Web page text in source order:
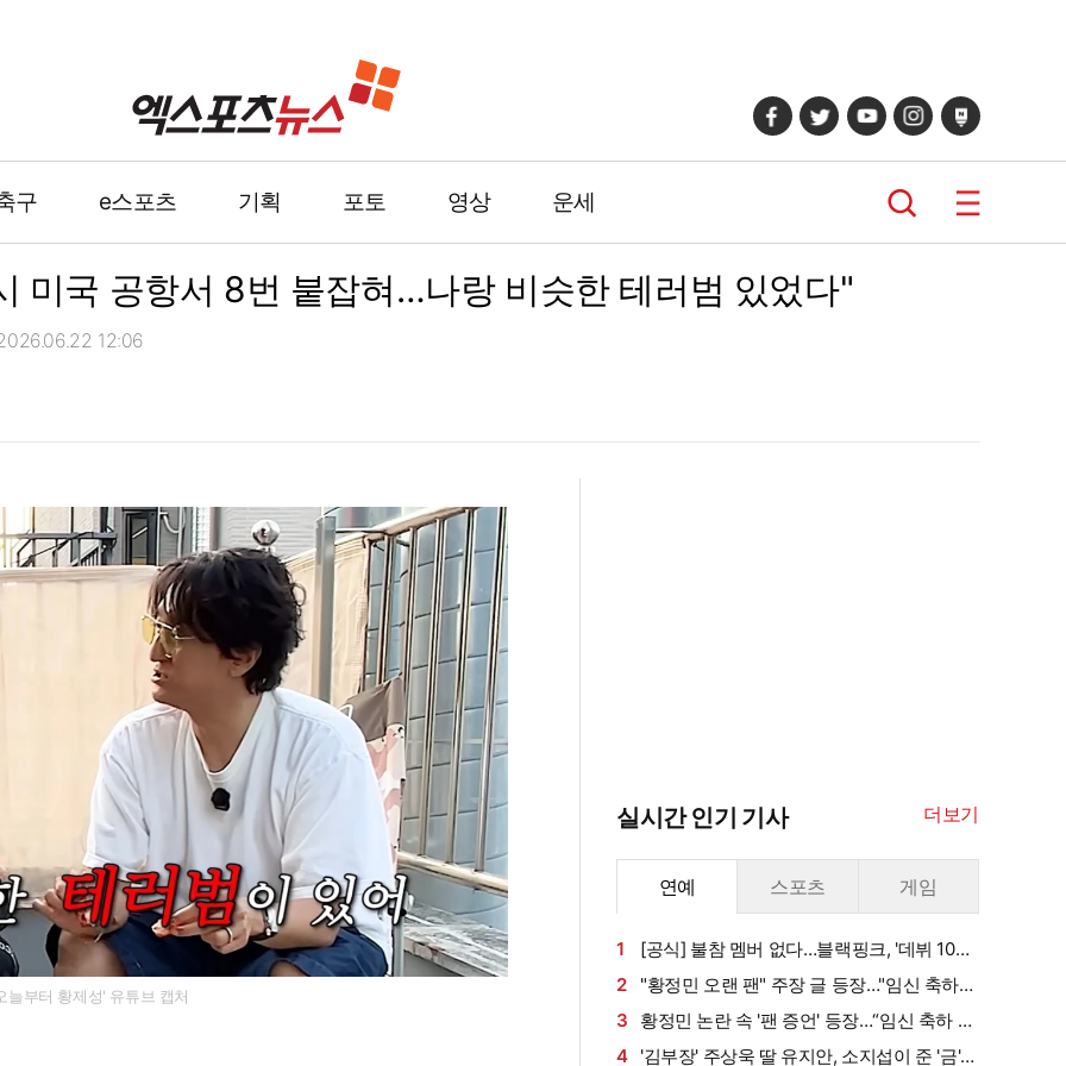
구 e스포츠 기획 포토 영상 운세
미국 공항서 8번 붙잡혀…나랑 비슷한 테러범 있었다"
12:06
늘부터 황제성' 유튜브 캡처
실시간 인기 기사 더보기
연예 스포츠 게임
1
[공식] 불참 멤버 없다…블랙핑크, '데뷔 10주
년' 전원 참석
2
"황정민 오랜 팬" 주장 글 등장…"임신 축하
전화·남편과 식사도" 온라인 확산 [엑's 이슈]
3
황정민 논란 속 '팬 증언' 등장…“임신 축하 전
화·남편과 식사도”
4 '김부장' 주상욱 딸 유지안, 소지섭이 준 '금'